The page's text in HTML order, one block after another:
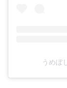
うめぼ